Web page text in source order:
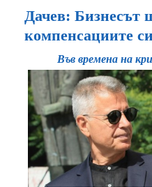
Дачев: Бизнесът
компенсациите си
Във времена на